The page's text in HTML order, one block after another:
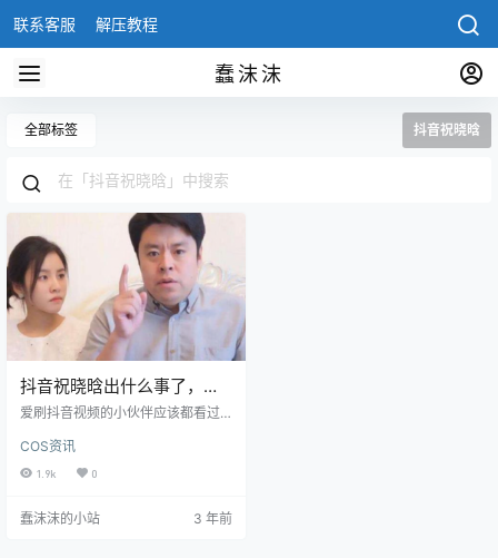
联系客服 解压教程
蠢沫沫
全部标签 抖音祝晓晗
抖音祝晓晗出什么事了，祝
晓晗事件是真的吗
爱刷抖音视频的小伙伴应该都看过
一些生活的段子出名，抖音已经有
了2000多万的粉丝，但是人红是非
吗？ 要知道祝晓晗之所以能这么出
COS资讯
1.9k 0
蠢沫沫的小站 3 年前